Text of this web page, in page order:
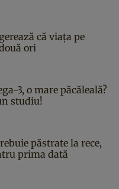
că viața pe
ori
3, o mare păcăleală?
studiu!
păstrate la rece,
prima dată